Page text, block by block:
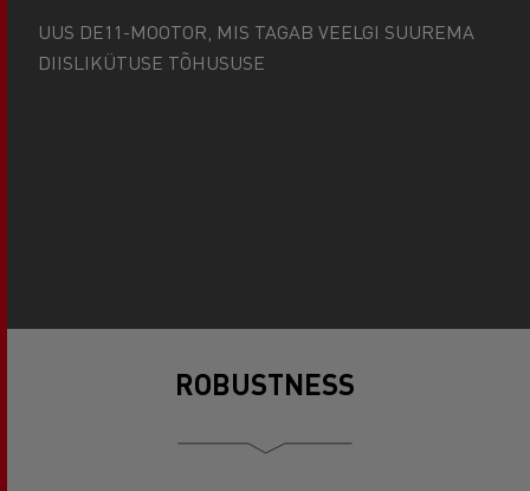
UUS DE11-MOOTOR, MIS TAGAB VEELGI SUUREMA
DIISLIKÜTUSE TÕHUSUSE
ROBUSTNESS